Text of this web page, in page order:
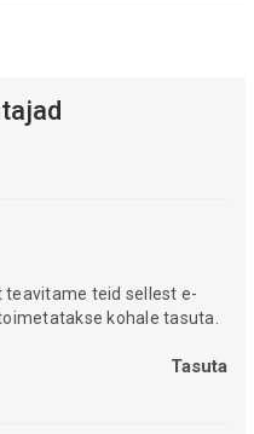
teavitame teid sellest e-
kohale tasuta.
Tasuta